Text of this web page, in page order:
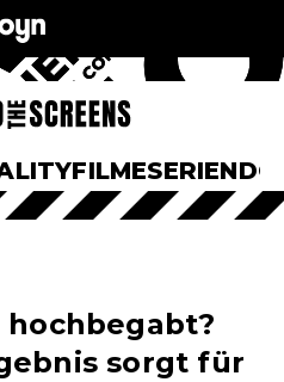
FILMESERIEN
sorgt für